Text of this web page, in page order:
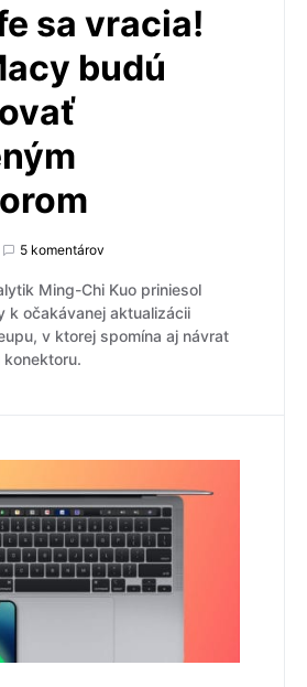
sa vracia!
budú
5 komentárov
Ming-Chi Kuo priniesol
k očakávanej aktualizácii
v ktorej spomína aj návrat